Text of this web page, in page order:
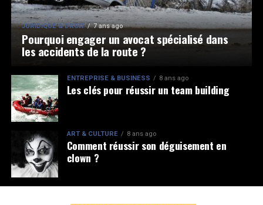
JURIDIQUE & DROIT 7 ans ago
Pourquoi engager un avocat spécialisé dans
les accidents de la route ?
ENTREPRISE & BUSINESS 8 ans ago
Les clés pour réussir un team building
ART & CULTURE 8 ans ago
Comment réussir son déguisement en
clown ?